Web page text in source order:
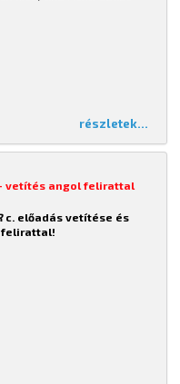
részletek...
vetítés angol felirattal
c. előadás vetítése és
felirattal!